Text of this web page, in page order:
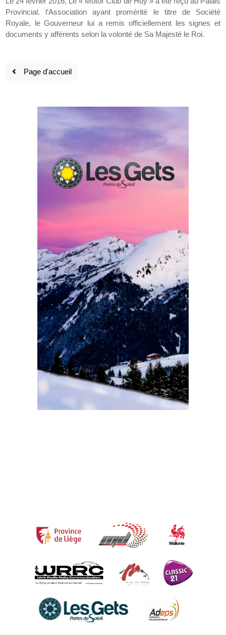
Provincial. l’Association ayant promérité le titre de Société
Royale, le Gouverneur lui a remis officiellement les signes et
documents y afférents selon la volonté de Sa Majesté le Roi.
Page d'accueil